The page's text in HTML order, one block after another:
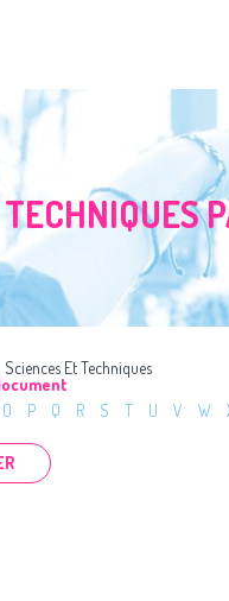
Sciences Et Techniques
O P Q R S T U V W